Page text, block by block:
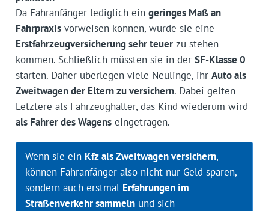
Da Fahranfänger lediglich ein geringes Maß an
Fahrpraxisvorweisen können, würde sie eine
Erstfahrzeugversicherung sehr teuerzu stehen
kommen. Schließlich müssten sie in der SF-Klasse 0
starten. Daher überlegen viele Neulinge, ihr Auto als
Zweitwagen der Eltern zu versichern. Dabei gelten
Letztere als Fahrzeughalter, das Kind wiederum wird
als Fahrer des Wagenseingetragen.
Wenn sie ein Kfz als Zweitwagen versichern,
können Fahranfänger also nicht nur Geld sparen,
sondern auch erstmal Erfahrungen im
Straßenverkehr sammelnund sich